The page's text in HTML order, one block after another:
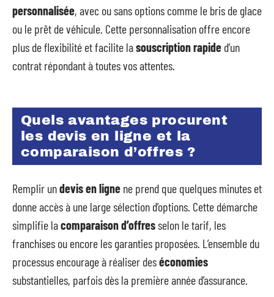
personnalisée, avec ou sans options comme le bris de glace
ou le prêt de véhicule. Cette personnalisation offre encore
plus de flexibilité et facilite lasouscription rapide d’un
contrat répondant à toutes vos attentes.
Quels avantages procurent
les devis en ligne et la
comparaison d’offres ?
Remplir undevis en ligne ne prend que quelques minutes et
donne accès à une large sélection d’options. Cette démarche
simplifie lacomparaison d’offresselon le tarif, les
franchises ou encore les garanties proposées. L’ensemble du
processus encourage à réaliser deséconomies
substantielles, parfois dès la première année d’assurance.